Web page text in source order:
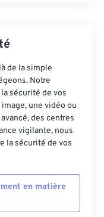
de la simple
Notre
sécurité de vos
une vidéo ou
des centres
vigilante, nous
la sécurité de vos
en matière